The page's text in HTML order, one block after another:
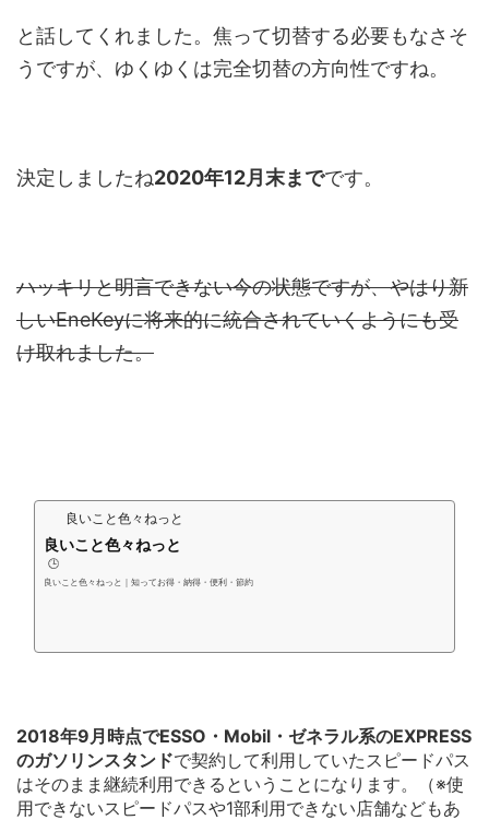
と話してくれました。焦って切替する必要もなさそ
うですが、ゆくゆくは完全切替の方向性ですね。
決定しましたね2020年12月末までです。
ハッキリと明言できない今の状態ですが、やはり新
しいEneKeyに将来的に統合されていくようにも受
け取れました。
良いこと色々ねっと
良いこと色々ねっと
🕒️
良いこと色々ねっと｜知ってお得・納得・便利・節約
2018年9月時点でESSO・Mobil・ゼネラル系のEXPRESS
のガソリンスタンドで契約して利用していたスピードパス
はそのまま継続利用できるということになります。（※使
用できないスピードパスや1部利用できない店舗などもあ